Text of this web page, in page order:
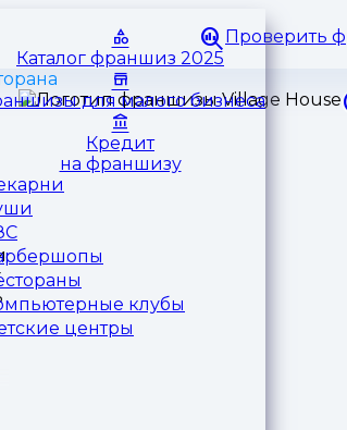
Проверить
Каталог франшиз 2025
для малого бизнеса
Кредит
на франшизу
клубы
центры